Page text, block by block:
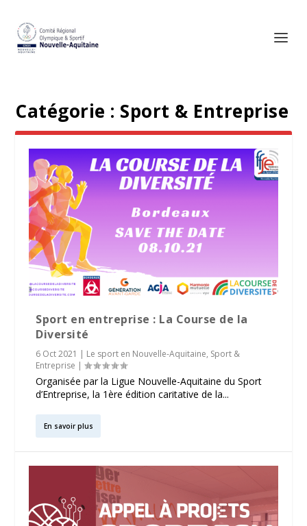
Catégorie : Sport & Entreprise
Sport en entreprise : La Course de la
Diversité
6 Oct 2021 | Le sport en Nouvelle-Aquitaine, Sport &
Entreprise |
Organisée par la Ligue Nouvelle-Aquitaine du Sport
d’Entreprise, la 1ère édition caritative de la...
En savoir plus